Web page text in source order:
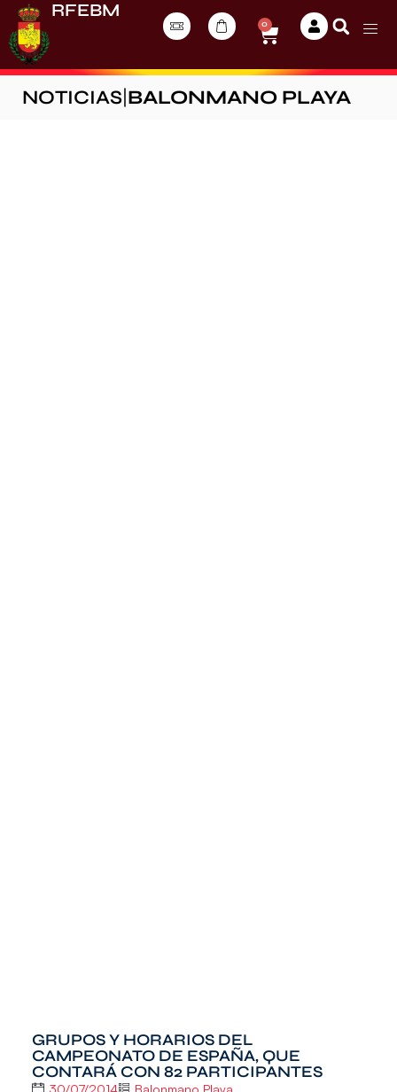
RFEBM
0
NOTICIAS BALONMANO PLAYA
GRUPOS Y HORARIOS DEL
CAMPEONATO DE ESPAÑA, QUE
CONTARÁ CON 82 PARTICIPANTES
30/07/2014 Balonmano Playa